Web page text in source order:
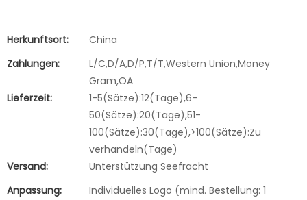
Herkunftsort:
China
Zahlungen:
L/C,D/A,D/P,T/T,Western Union,Money
Gram,OA
Lieferzeit:
1-5(Sätze):12(Tage),6-
50(Sätze):20(Tage),51-
100(Sätze):30(Tage),>100(Sätze):Zu
verhandeln(Tage)
Versand:
Unterstützung Seefracht
Anpassung:
Individuelles Logo (mind. Bestellung: 1